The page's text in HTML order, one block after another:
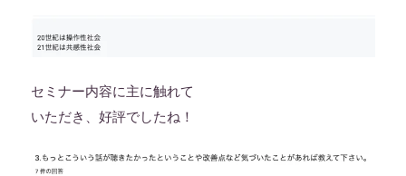
セミナー内容に主に触れて
いただき、好評でしたね！